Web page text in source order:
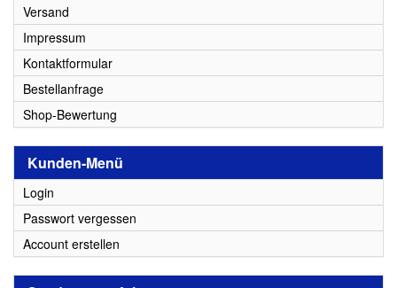
Versand
Impressum
Kontaktformular
Bestellanfrage
Shop-Bewertung
Kunden-Menü
Login
Passwort vergessen
Account erstellen